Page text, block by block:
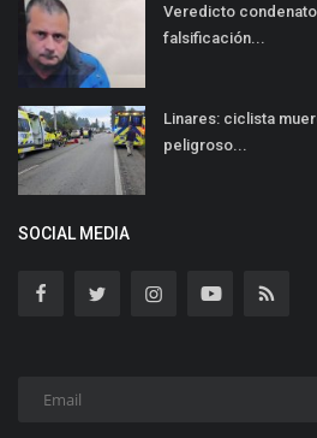
Veredicto
falsificación...
Linares: ciclista
peligroso...
SOCIAL MEDIA